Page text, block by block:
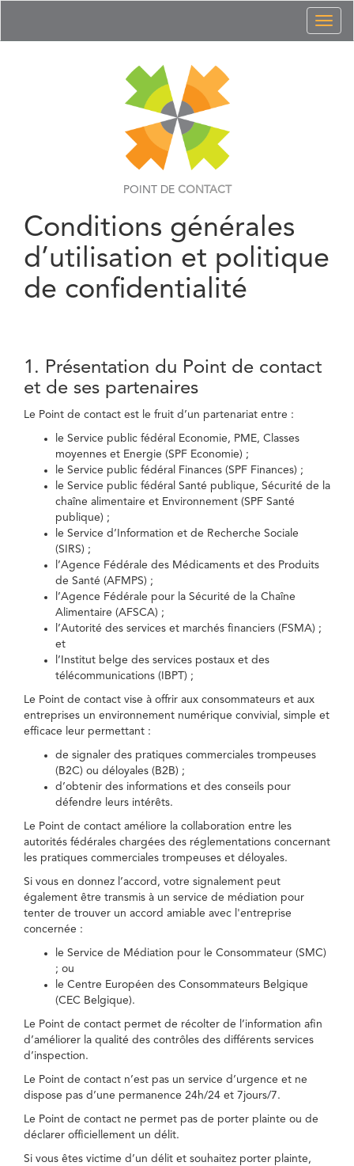
POINT DE CONTACT
Conditions générales
d’utilisation et politique
de confidentialité
1. Présentation du Point de contact
et de ses partenaires
Le Point de contact est le fruit d’un partenariat entre :
le Service public fédéral Economie, PME, Classes
moyennes et Energie (SPF Economie) ;
le Service public fédéral Finances (SPF Finances) ;
le Service public fédéral Santé publique, Sécurité de la
chaîne alimentaire et Environnement (SPF Santé
publique) ;
le Service d’Information et de Recherche Sociale
(SIRS) ;
l’Agence Fédérale des Médicaments et des Produits
de Santé (AFMPS) ;
l’Agence Fédérale pour la Sécurité de la Chaîne
Alimentaire (AFSCA) ;
l’Autorité des services et marchés financiers (FSMA) ;
et
l’Institut belge des services postaux et des
télécommunications (IBPT) ;
Le Point de contact vise à offrir aux consommateurs et aux
entreprises un environnement numérique convivial, simple et
efficace leur permettant :
de signaler des pratiques commerciales trompeuses
(B2C) ou déloyales (B2B) ;
d’obtenir des informations et des conseils pour
défendre leurs intérêts.
Le Point de contact améliore la collaboration entre les
autorités fédérales chargées des réglementations concernant
les pratiques commerciales trompeuses et déloyales.
Si vous en donnez l’accord, votre signalement peut
également être transmis à un service de médiation pour
tenter de trouver un accord amiable avec l'entreprise
concernée :
le Service de Médiation pour le Consommateur (SMC)
; ou
le Centre Européen des Consommateurs Belgique
(CEC Belgique).
Le Point de contact permet de récolter de l’information afin
d’améliorer la qualité des contrôles des différents services
d’inspection.
Le Point de contact n’est pas un service d’urgence et ne
dispose pas d’une permanence 24h/24 et 7jours/7.
Le Point de contact ne permet pas de porter plainte ou de
déclarer officiellement un délit.
Si vous êtes victime d’un délit et souhaitez porter plainte,